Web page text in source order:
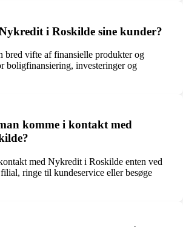
i Roskilde sine kunder?
bred vifte af finansielle produkter og
boligfinansiering, investeringer og
komme i kontakt med
med Nykredit i Roskilde enten ved
ringe til kundeservice eller besøge